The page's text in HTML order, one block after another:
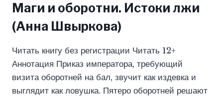
Маги и оборотни. Истоки лжи
(Анна Швыркова)
Читать книгу без регистрации Читать 12+
Аннотация Приказ императора, требующий
визита оборотней на бал, звучит как издевка и
выглядит как ловушка. Пятеро оборотней решают